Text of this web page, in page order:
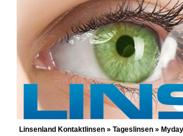
GÜNSTIGE
Linsenland Kontaktlinsen » Tageslinsen »